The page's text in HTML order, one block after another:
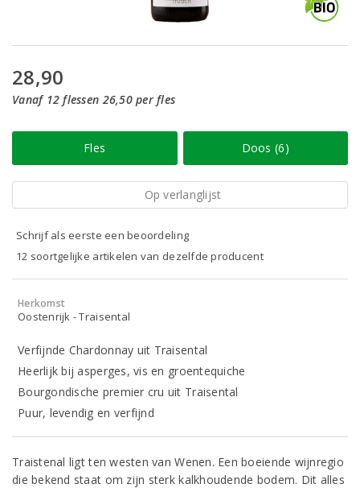
28,90
Vanaf 12 flessen 26,50 per fles
Fles Doos (6)
Op verlanglijst
Schrijf als eerste een beoordeling
12 soortgelijke artikelen van dezelfde producent
Herkomst
Oostenrijk - Traisental
Verfijnde Chardonnay uit Traisental
Heerlijk bij asperges, vis en groentequiche
Bourgondische premier cru uit Traisental
Puur, levendig en verfijnd
Traistenal ligt ten westen van Wenen. Een boeiende wijnregio
die bekend staat om zijn sterk kalkhoudende bodem. Dit alles